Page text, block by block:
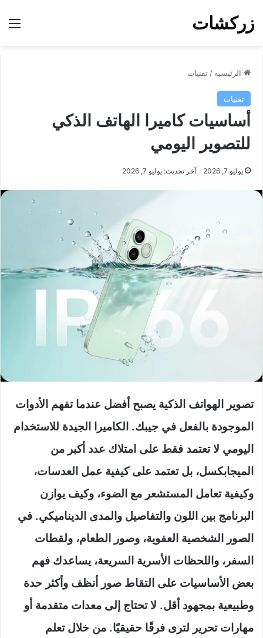
زركشات
الرئيسية / تقنيات
تقنيات
أساسيات كاميرا الهاتف الذكي
للتصوير اليومي
يوليو 7, 2026 آخر تحديث: يوليو 7, 2026
تصوير الهواتف الذكية يصبح أفضل عندما تفهم الأدوات
الموجودة بالفعل في جيبك. الكاميرا الجيدة للاستخدام
اليومي لا تعتمد فقط على امتلاك عدد أكبر من
الميجابكسل، بل تعتمد على كيفية عمل العدسات،
وكيفية تعامل المستشعر مع الضوء، وكيف يوازن
البرنامج بين اللون والتفاصيل والمدى الديناميكي. في
الصور الشخصية العفوية، وصور الطعام، ولقطات
السفر، واللحظات الأسرية السريعة، يساعدك فهم
بعض الأساسيات على التقاط صور أنظف وأكثر حدة
وطبيعية بمجهود أقل. لا تحتاج إلى معدات متقدمة أو
مهارات تحرير لترى فرقًا حقيقيًا. من خلال تعلم